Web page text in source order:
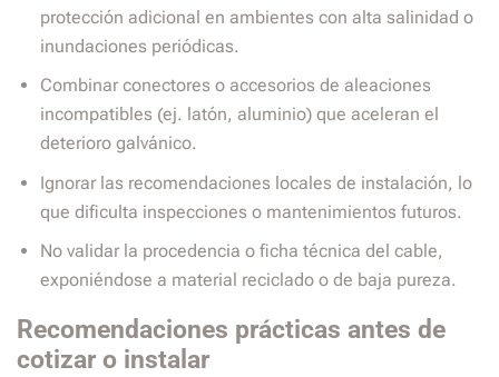
protección adicional en ambientes con alta salinidad o
inundaciones periódicas.
Combinar conectores o accesorios de aleaciones
incompatibles (ej. latón, aluminio) que aceleran el
deterioro galvánico.
Ignorar las recomendaciones locales de instalación, lo
que dificulta inspecciones o mantenimientos futuros.
No validar la procedencia o ficha técnica del cable,
exponiéndose a material reciclado o de baja pureza.
Recomendaciones prácticas antes de
cotizar o instalar